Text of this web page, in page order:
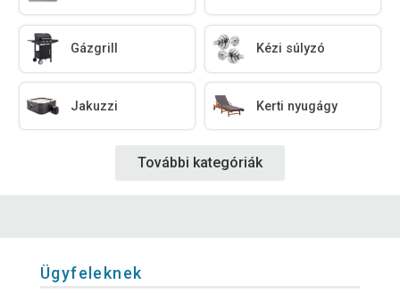
Gázgrill Kézi súlyzó
Jakuzzi Kerti nyugágy
További kategóriák
Ügyfeleknek